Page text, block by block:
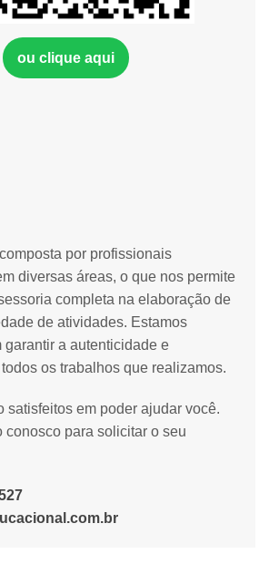
por profissionais
diversas áreas, o que nos permite
completa na elaboração de
de atividades. Estamos
garantir a autenticidade e
os trabalhos que realizamos.
satisfeitos em poder ajudar você.
conosco para solicitar o seu
ou clique aqui